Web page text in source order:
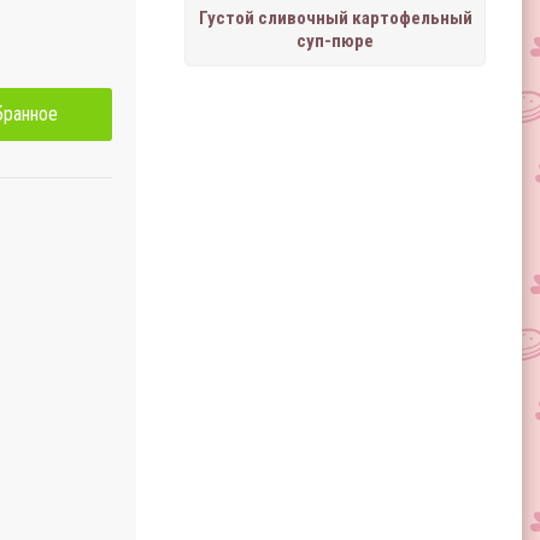
Густой сливочный картофельный
суп-пюре